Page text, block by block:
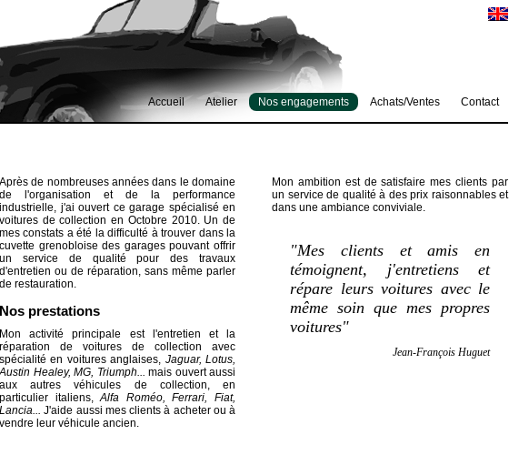
Accueil Atelier Nos engagements Achats/Ventes Contact
Après de nombreuses années dans le domaine
de l'organisation et de la performance
industrielle, j'ai ouvert ce garage spécialisé en
voitures de collection en Octobre 2010. Un de
mes constats a été la difficulté à trouver dans la
cuvette grenobloise des garages pouvant offrir
un service de qualité pour des travaux
d'entretien ou de réparation, sans même parler
de restauration.
Nos prestations
Mon activité principale est l'entretien et la
réparation de voitures de collection avec
spécialité en voitures anglaises, Jaguar, Lotus,
Austin Healey, MG, Triumph... mais ouvert aussi
aux autres véhicules de collection, en
particulier italiens,Alfa Roméo, Ferrari, Fiat,
Lancia... J'aide aussi mes clients à acheter ou à
vendre leur véhicule ancien.
Mon ambition est de satisfaire mes clients par
un service de qualité à des prix raisonnables et
dans une ambiance conviviale.
"Mes clients et amis en
témoignent, j'entretiens et
répare leurs voitures avec le
même soin que mes propres
voitures"
Jean-François Huguet